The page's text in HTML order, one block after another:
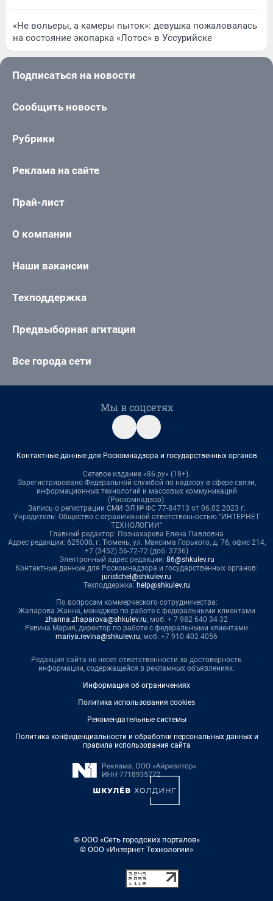
«Не вольеры, а камеры пыток»: девушка пожаловалась
на состояние экопарка «Лотос» в Уссурийске
Подписаться на новости
Сообщить новость
Рубрики
Реклама на сайте
Прай-лист
О компании
Наши вакансии
Техподдержка
Предвыборная агитация
Все города сети
Мы в соцсетях
Контактные данные для Роскомнадзора и государственных органов
Сетевое издание «86.ру» (18+).
Зарегистрировано Федеральной службой по надзору в сфере связи,
информационных технологий и массовых коммуникаций
(Роскомнадзор).
Запись о регистрации СМИ ЭЛ № ФС 77-84713 от 06.02.2023 г.
Учредитель: Общество с ограниченной ответственностью "ИНТЕРНЕТ
ТЕХНОЛОГИИ"
Главный редактор: Познахарева Елена Павловна
Адрес редакции: 625000, г. Тюмень, ул. Максима Горького, д. 76, офис 214,
+7 (3452) 56-72-72 (доб. 3736)
Электронный адрес редакции: 86@shkulev.ru
Контактные данные для Роскомнадзора и государственных органов:
juristchel@shkulev.ru
Техподдержка: help@shkulev.ru
По вопросам коммерческого сотрудничества:
Жапарова Жанна, менеджер по работе с федеральными клиентами
zhanna.zhaparova@shkulev.ru, моб. + 7 982 640 34 32
Ревина Мария, директор по работе с федеральными клиентами
mariya.revina@shkulev.ru, моб. +7 910 402 4056
Редакция сайта не несет ответственности за достоверность
информации, содержащейся в рекламных объявлениях.
Информация об ограничениях
Политика использования cookies
Рекомендательные системы
Политика конфиденциальности и обработки персональных данных и
правила использования сайта
© ООО «Сеть городских порталов»
© ООО «Интернет Технологии»